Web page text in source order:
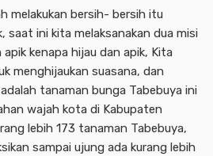
melakukan bersih- bersih itu
saat ini kita melaksanakan dua misi
kenapa hijau dan apik, Kita
menghijaukan suasana, dan
tanaman bunga Tabebuya ini
wajah kota di Kabupaten
lebih 173 tanaman Tabebuya,
sampai ujung ada kurang lebih